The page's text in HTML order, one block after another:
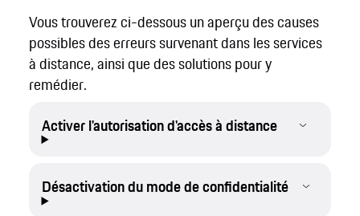
Vous trouverez ci-dessous un aperçu des causes
possibles des erreurs survenant dans les services
à distance, ainsi que des solutions pour y
remédier.
Activer l'autorisation d'accès à distance
Désactivation du mode de confidentialité